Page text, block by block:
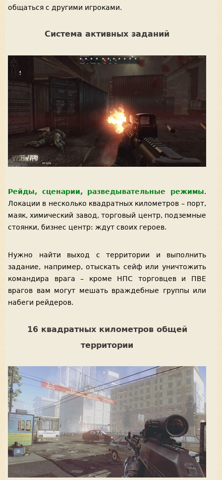
общаться с другими игроками.
Система активных заданий
Рейды, сценарии, разведывательные режимы.
Локации в несколько квадратных километров – порт,
маяк, химический завод, торговый центр, подземные
стоянки, бизнес центр: ждут своих героев.
Нужно найти выход с территории и выполнить
задание, например, отыскать сейф или уничтожить
командира врага – кроме НПС торговцев и ПВЕ
врагов вам могут мешать враждебные группы или
набеги рейдеров.
16 квадратных километров общей
территории